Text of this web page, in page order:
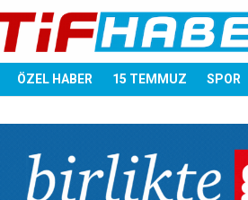
ÖZEL HABER 15 TEMMUZ SPOR